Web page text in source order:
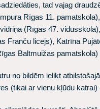
tad vajag
Rīgas 11. pamatskola),
(Rīgas 47. vidusskola),
Franču licejs), Katrīna
Baltmuižas pamatskola)
no bildēm ielikt
(tikai ar vienu kļūdu katrai)